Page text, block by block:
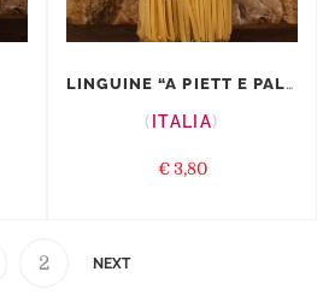
LINGUINE “A PIETT E PALUMM...
ITALIA
€ 3,80
2 NEXT